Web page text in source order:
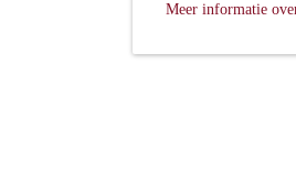
Meer informatie